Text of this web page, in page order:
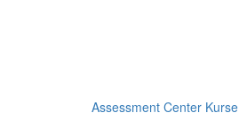
Assessment Center Kurse